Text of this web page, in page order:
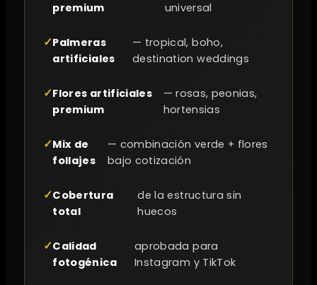
premium
universal
Palmeras
artificiales
— tropical, boho,
destination weddings
Flores artificiales
premium
— rosas, peonias,
hortensias
Mix de
follajes
— combinación verde + flores
bajo cotización
Cobertura
total
de la estructura sin
huecos
Calidad
fotogénica
aprobada para
Instagram y TikTok